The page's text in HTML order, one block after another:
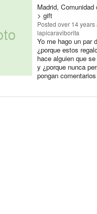
Madrid,
> gift
Posted over 14 years
lapicaraviborita
Yo me hago un par
¿porque estos
hace alguien que
y ¿porque nunca
pongan